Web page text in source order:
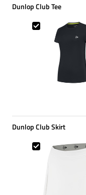
Dunlop Club Tee
Dunlop Club Tee
Dunlop Club Skirt
Dunlop Club Skirt